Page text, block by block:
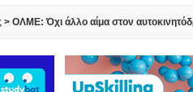
> ΟΛΜΕ: Όχι άλλο αίμα στον